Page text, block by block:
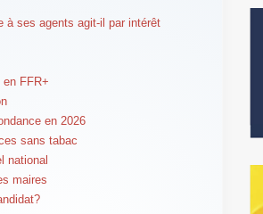
à ses agents agit-il par intérêt
FFR+
en 2026
sans tabac
national
maires